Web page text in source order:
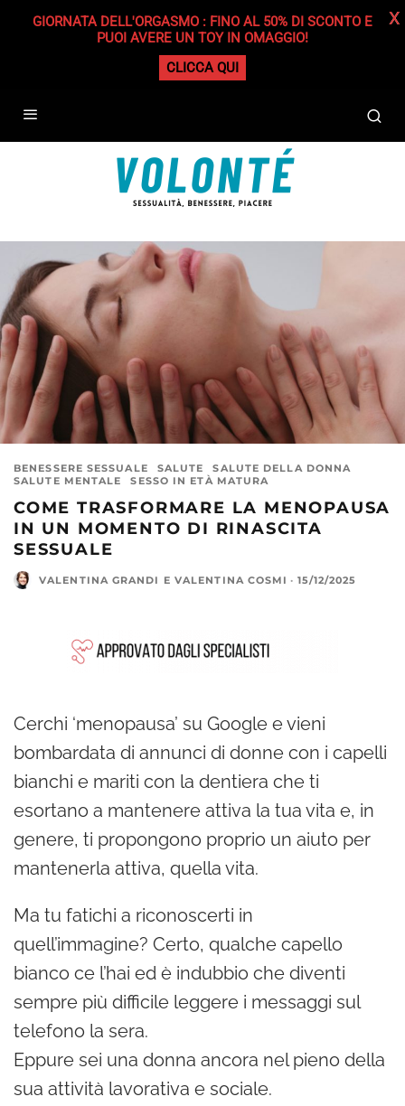
BENESSERE SESSUALE SALUTE
SALUTE DELLA DONNA
SALUTE MENTALE
SESSO IN ETÀ MATURA
COME TRASFORMARE LA MENOPAUSA
IN UN MOMENTO DI RINASCITA
SESSUALE
VALENTINA GRANDI E VALENTINA COSMI · 15/12/2025
Cerchi ‘menopausa’ su Google e vieni
bombardata di annunci di donne con i capelli
bianchi e mariti con la dentiera che ti
esortano a mantenere attiva la tua vita e, in
genere, ti propongono proprio un aiuto per
mantenerla attiva, quella vita.
Ma tu fatichi a riconoscerti in
quell’immagine? Certo, qualche capello
bianco ce l’hai ed è indubbio che diventi
sempre più difficile leggere i messaggi sul
telefono la sera.
Eppure sei una donna ancora nel pieno della
sua attività lavorativa e sociale.
GIORNATA DELL'ORGASMO : FINO AL 50% DI SCONTO E
PUOI AVERE UN TOY IN OMAGGIO!
CLICCA QUI
X